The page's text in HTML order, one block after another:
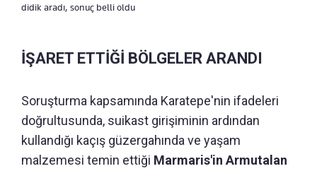
didik aradı, sonuç belli oldu
İŞARET ETTİĞİ BÖLGELER ARANDI
Soruşturma kapsamında Karatepe'nin ifadeleri
doğrultusunda, suikast girişiminin ardından
kullandığı kaçış güzergahında ve yaşam
malzemesi temin ettiği Marmaris'in Armutalan